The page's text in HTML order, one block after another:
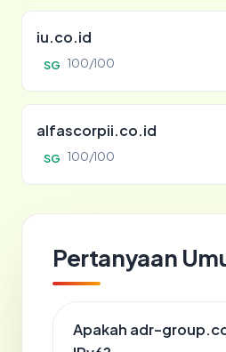
iu.co.id
SG 100/100
alfascorpii.co.id
SG 100/100
Pertanyaan
Apakah adr-